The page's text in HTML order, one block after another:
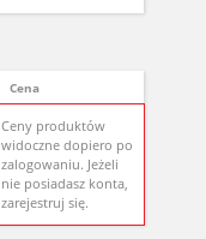
Cena
Ceny produktów
widoczne dopiero po
zalogowaniu. Jeżeli
nie posiadasz konta,
zarejestruj się.